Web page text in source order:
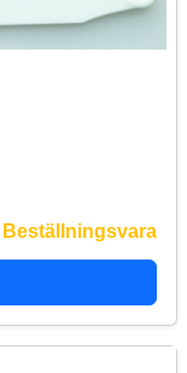
Beställningsvara